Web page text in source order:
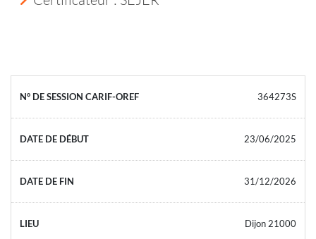
364273S
23/06/2025
31/12/2026
Dijon 21000